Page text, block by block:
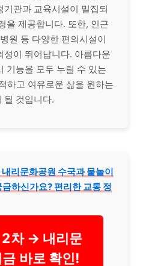
관과 교육시설이 밀집되
을 제공합니다. 또한, 인근
원 등 다양한 편의시설이
성이 뛰어납니다. 아름다운
기능을 모두 누릴 수 있는
하고 여유로운 삶을 원하는
될 것입니다.
리문화공원 수국과 물놀이
하신가요? 편리한 교통 정
차 → 내리문
바로 확인!